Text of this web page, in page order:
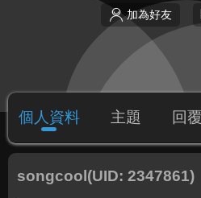
加為好友
個人資料 主題 回覆
songcool (UID: 2347861)